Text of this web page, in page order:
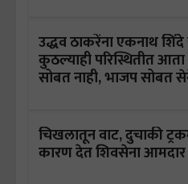
उद्धव ठाकरेंना एकनाथ शिंदे
कुठल्याही परिस्थितीत आता
सोबत नाही, भाजप सोबत
चिखलातून वाट, दुचाकी
कारण देत शिवसेना